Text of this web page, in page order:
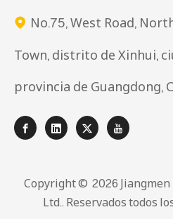
 No.75, West Road,
Town, distrito de Xinhui,
provincia de Guangdong,
Copyright © ️ 2026
Ltd.. Reservados todos